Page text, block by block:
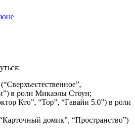
в роли Микаэлы Стоун;
Кто”, “Тор”, “Гавайи 5.0”) в роли
домик”, “Пространство”)